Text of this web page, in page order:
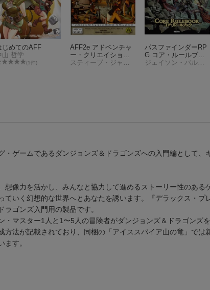
じめてのAFF
山 哲学
(1件)
AFF2e アドベンチャ
ー・クリエイショ
ン・システム
パスファインダーRP
G コア・ルールブッ
ク
・ゲームであるダンジョンズ＆ドラゴンズへの入門編として
想像力を活かし、みんなと協力して進めるストーリー性のあ
ていく幻想的な世界へとあなたを誘います。『デラックス・
ゴンズ入門用の製品です。
・マスター1人と1〜5人の冒険者がダンジョンズ＆ドラゴンズ
方法が記載されており、同梱の「アイススパイア山の竜」で
ます。